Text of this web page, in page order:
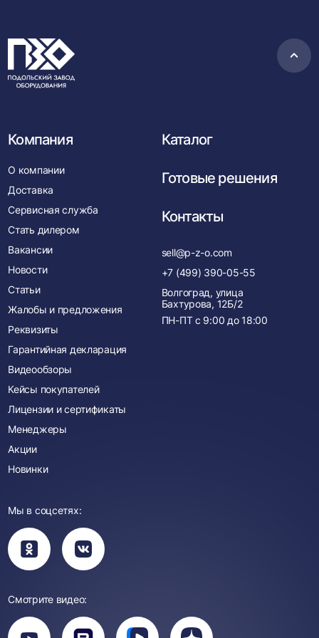
в
Компания
О компании
Доставка
Сервисная служба
Стать дилером
Вакансии
Новости
Статьи
Жалобы и предложения
Реквизиты
Гарантийная декларация
Видеообзоры
Кейсы покупателей
Лицензии и сертификаты
Менеджеры
Акции
Новинки
Каталог
Готовые решения
Контакты
sell@p-z-o.com
+7 (499) 390-05-55
Волгоград, улица
Бахтурова, 12Б/2
ПН-ПТ с 9:00 до 18:00
Мы в соцсетях:
Вы
перейдете
в
группу
Вы
перейдете
в
группу
Смотрите видео:
Вы
перейдете